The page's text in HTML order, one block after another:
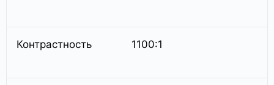
Контрастность 1100:1